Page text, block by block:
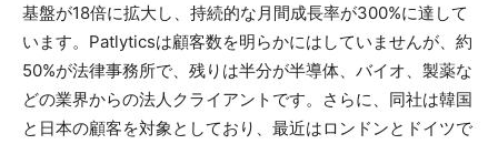
基盤が18倍に拡大し、持続的な月間成長率が300%に達して
います。Patlyticsは顧客数を明らかにはしていませんが、約
50%が法律事務所で、残りは半分が半導体、バイオ、製薬な
どの業界からの法人クライアントです。さらに、同社は韓国
と日本の顧客を対象としており、最近はロンドンとドイツで